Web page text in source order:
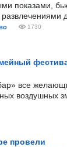
показами,
1730
все
воздушных
провели